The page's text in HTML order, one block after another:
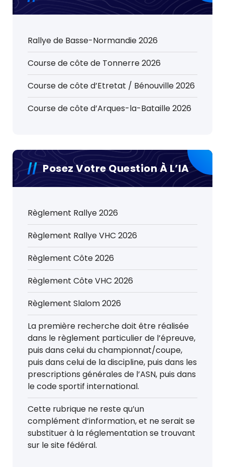
Rallye de Basse-Normandie 2026
Course de côte de Tonnerre 2026
Course de côte d’Etretat / Bénouville 2026
Course de côte d’Arques-la-Bataille 2026
Posez Votre Question À L’IA
Règlement Rallye 2026
Règlement Rallye VHC 2026
Règlement Côte 2026
Règlement Côte VHC 2026
Règlement Slalom 2026
La première recherche doit être réalisée
dans le règlement particulier de l’épreuve,
puis dans celui du championnat/coupe,
puis dans celui de la discipline, puis dans les
prescriptions générales de l’ASN, puis dans
le code sportif international.
Cette rubrique ne reste qu’un
complément d’information, et ne serait se
substituer à la réglementation se trouvant
sur le site fédéral.